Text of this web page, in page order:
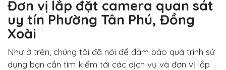
Đơn vị lắp đặt camera quan sát
uy tín Phường Tân Phú, Đồng
Xoài
Như ở trên, chúng tôi đã nói để đảm bảo quá trình sử
dụng bạn cần tìm kiếm tới các dịch vụ và đơn vị lắp